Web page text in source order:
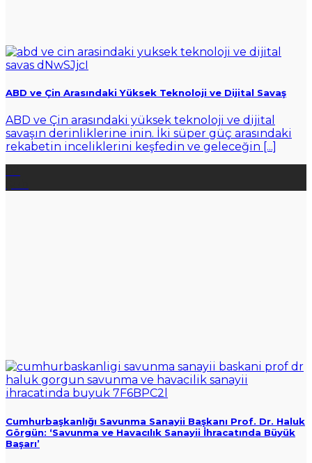
ABD ve Çin Arasındaki Yüksek Teknoloji ve Dijital Savaş
ABD ve Çin arasındaki yüksek teknoloji ve dijital
savaşın derinliklerine inin. İki süper güç arasındaki
rekabetin inceliklerini keşfedin ve geleceğin [...]
Cumhurbaşkanlığı Savunma Sanayii Başkanı Prof. Dr. Haluk
Görgün: ‘Savunma ve Havacılık Sanayii İhracatında Büyük
Başarı’